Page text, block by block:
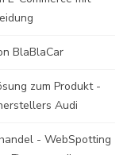
BlaBlaCar
zum Produkt -
Audi
- WebSpotting